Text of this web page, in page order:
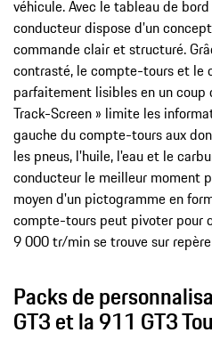
véhicule. Avec le tableau de
conducteur dispose d'un
commande clair et structuré.
contrasté, le compte-tours et le
parfaitement lisibles en un
Track-Screen » limite les
gauche du compte-tours aux
les pneus, l'huile, l'eau et le
conducteur le meilleur moment
moyen d'un pictogramme en
compte-tours peut pivoter pour
9 000 tr/min se trouve sur
Packs de
GT3 et la 911 GT3